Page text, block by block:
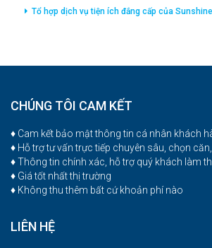
Tổ hợp dịch vụ tiện ích đắng cấp của
CHÚNG TÔI CAM KẾT
♦ Cam kết bảo mật thông tin cá nhân khách
♦ Hỗ trợ tư vấn trực tiếp chuyên sâu, chọn
♦ Thông tin chính xác, hỗ trợ quý khách làm
♦ Giá tốt nhất thị trường
♦ Không thu thêm bất cứ khoản phí nào
LIÊN HỆ